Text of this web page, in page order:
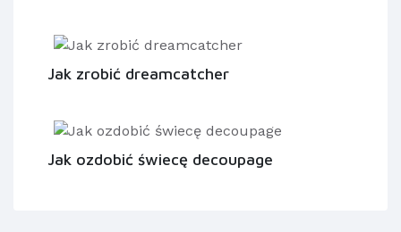
Jak zrobić dreamcatcher
Jak ozdobić świecę decoupage